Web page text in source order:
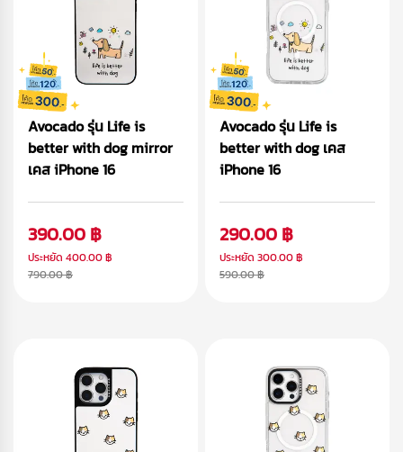
Avocado รุ่น Life is
better with dog mirror
เคส iPhone 16
390.00 ฿
ประหยัด 400.00 ฿
790.00 ฿
Avocado รุ่น Life is
better with dog เคส
iPhone 16
290.00 ฿
ประหยัด 300.00 ฿
590.00 ฿